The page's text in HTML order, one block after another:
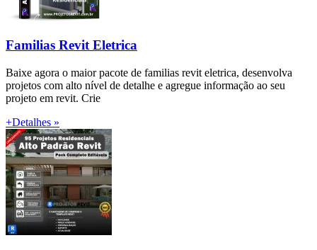
Familias Revit Eletrica
Baixe agora o maior pacote de familias revit eletrica, desenvolva
projetos com alto nível de detalhe e agregue informação ao seu
projeto em revit. Crie
+Detalhes »